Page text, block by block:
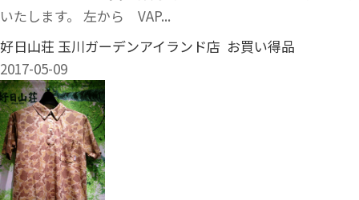
いたします。 左から VAP...
好日山荘 玉川ガーデンアイランド店 お買い得品
2017-05-09